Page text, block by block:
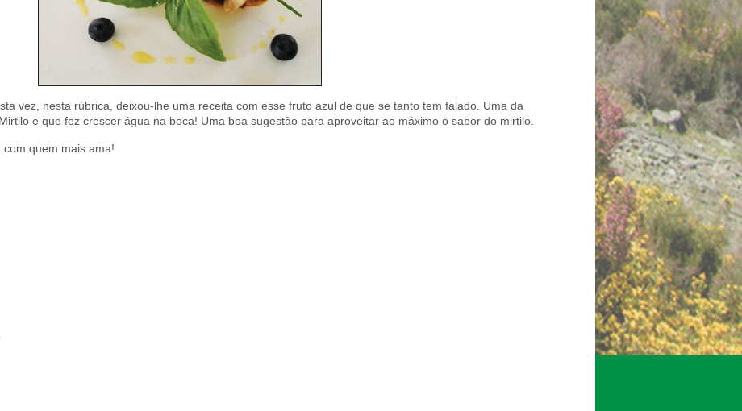
vez, nesta rúbrica, deixou-lhe uma receita com esse fruto azul de que se tanto tem falado. Uma da
e que fez crescer água na boca! Uma boa sugestão para aproveitar ao máximo o sabor do mirtilo.
quem mais ama!